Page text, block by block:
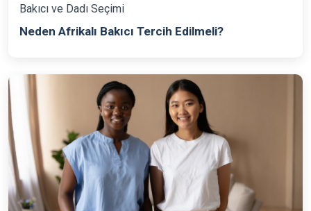
Bakıcı ve Dadı Seçimi
Neden Afrikalı Bakıcı Tercih Edilmeli?